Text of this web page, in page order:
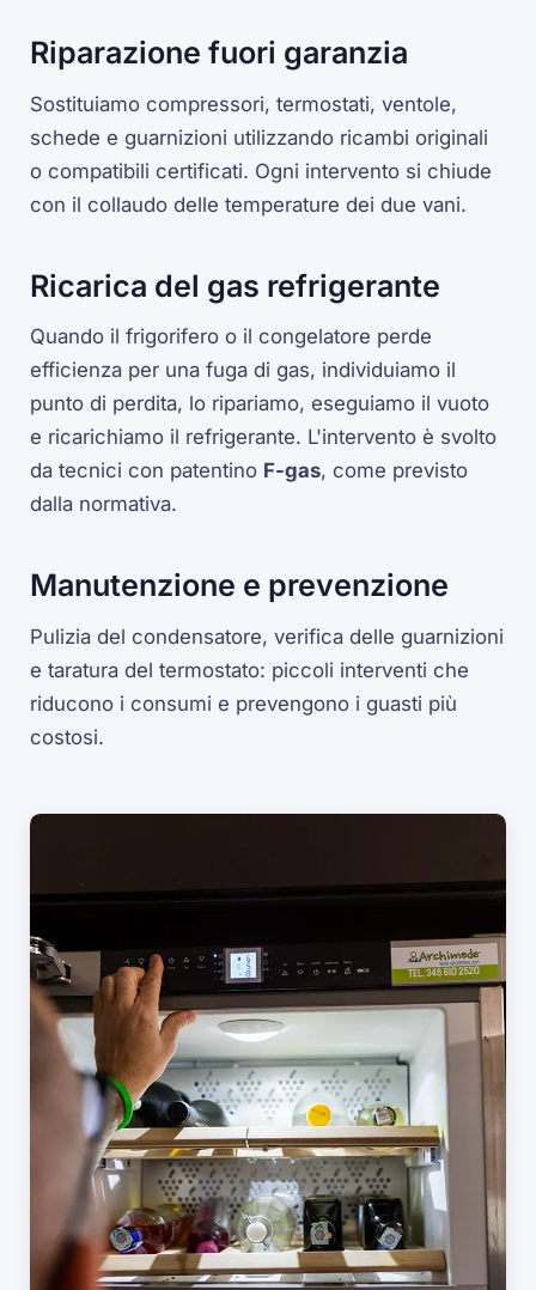
Riparazione fuori garanzia
Sostituiamo compressori, termostati, ventole,
schede e guarnizioni utilizzando ricambi originali
o compatibili certificati. Ogni intervento si chiude
con il collaudo delle temperature dei due vani.
Ricarica del gas refrigerante
Quando il frigorifero o il congelatore perde
efficienza per una fuga di gas, individuiamo il
punto di perdita, lo ripariamo, eseguiamo il vuoto
e ricarichiamo il refrigerante. L'intervento è svolto
da tecnici con patentino F-gas, come previsto
dalla normativa.
Manutenzione e prevenzione
Pulizia del condensatore, verifica delle guarnizioni
e taratura del termostato: piccoli interventi che
riducono i consumi e prevengono i guasti più
costosi.